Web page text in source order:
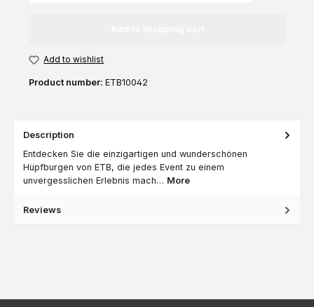
Add to wishlist
Product number: ETB10042
Description
Entdecken Sie die einzigartigen und wunderschönen
Hüpfburgen von ETB, die jedes Event zu einem
unvergesslichen Erlebnis mach… More
Reviews